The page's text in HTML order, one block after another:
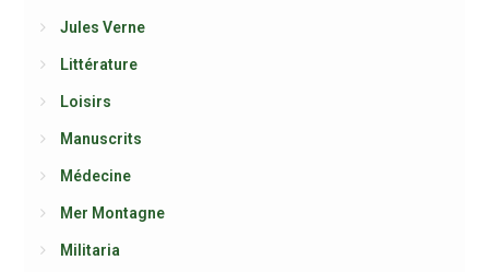
Jules Verne
Littérature
Loisirs
Manuscrits
Médecine
Mer Montagne
Militaria